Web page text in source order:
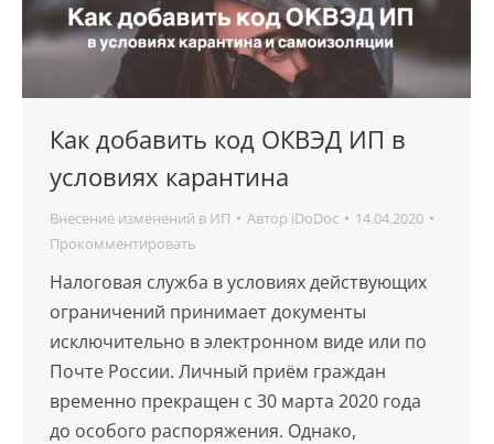
Как добавить код ОКВЭД ИП в
условиях карантина
Внесение изменений в ИП Автор iDoDoc
14.04.2020
Прокомментировать
Налоговая служба в условиях действующих
ограничений принимает документы
исключительно в электронном виде или по
Почте России. Личный приём граждан
временно прекращен c 30 марта 2020 года
до особого распоряжения. Однако,